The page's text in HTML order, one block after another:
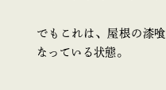
でもこれは、屋根の漆
なっている状態。